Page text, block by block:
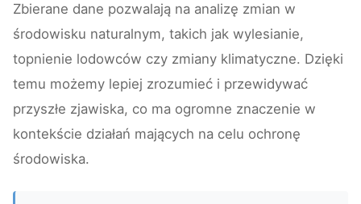
Zbierane dane pozwalają na analizę zmian w
środowisku naturalnym, takich jak wylesianie,
topnienie lodowców czy zmiany klimatyczne. Dzięki
temu możemy lepiej zrozumieć i przewidywać
przyszłe zjawiska, co ma ogromne znaczenie w
kontekście działań mających na celu ochronę
środowiska.